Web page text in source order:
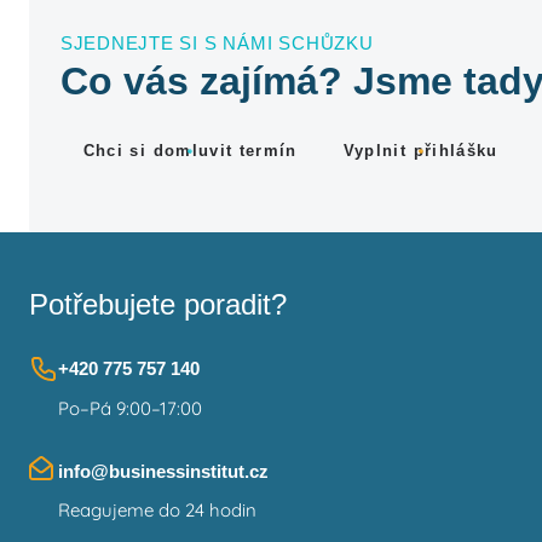
SJEDNEJTE SI S NÁMI SCHŮZKU
Co vás zajímá? Jsme
Chci si domluvit termín Vyplnit přihlášku
Potřebujete poradit?
+420 775 757 140
Po–Pá 9:00–17:00
info@businessinstitut.cz
Reagujeme do 24 hodin